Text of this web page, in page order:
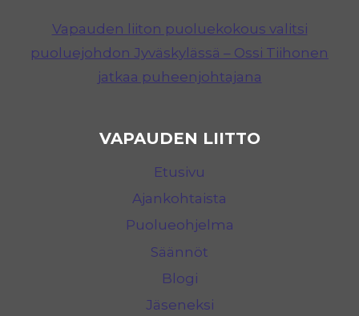
Vapauden liiton puoluekokous valitsi
puoluejohdon Jyväskylässä – Ossi Tiihonen
jatkaa puheenjohtajana
VAPAUDEN LIITTO
Etusivu
Ajankohtaista
Puolueohjelma
Säännöt
Blogi
Jäseneksi